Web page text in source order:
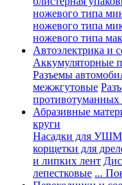
ножевого типа
ножевого типа
ножевого типа
Автоэлектрика и
Аккумуляторные
Разъемы
межжгутовые
противотуманных
Абразивные
круги
Насадки для УШМ
корщетки для
и липких лент
лепестковые ...